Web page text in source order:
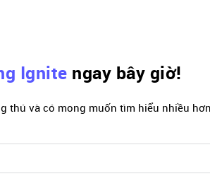
Ignite ngay bây giờ!
thú và có mong muốn tìm hiểu nhiều